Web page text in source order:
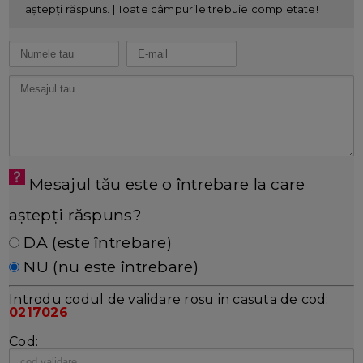
aștepți răspuns. | Toate câmpurile trebuie completate!
Mesajul tău este o întrebare la care
aștepți răspuns?
DA (este întrebare)
NU (nu este întrebare)
Introdu codul de validare rosu in casuta de cod:
0217026
Cod: